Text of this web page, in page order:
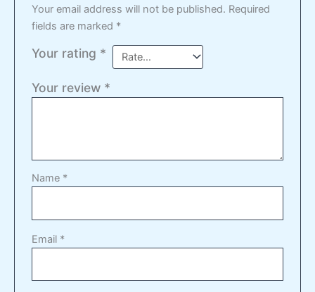
Your email address will not be published. Required
fields are marked *
Your rating *
Your review *
Name *
Email *